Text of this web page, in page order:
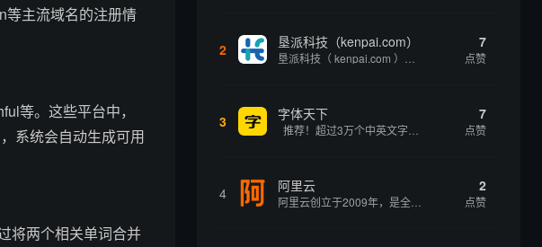
等主流域名的注册情
等。这些平台中，
系统会自动生成可用
将两个相关单词合并
2 垦派科技（kenpai.com） 7
点赞
3 字体天下 7
点赞
4 阿里云 2
点赞